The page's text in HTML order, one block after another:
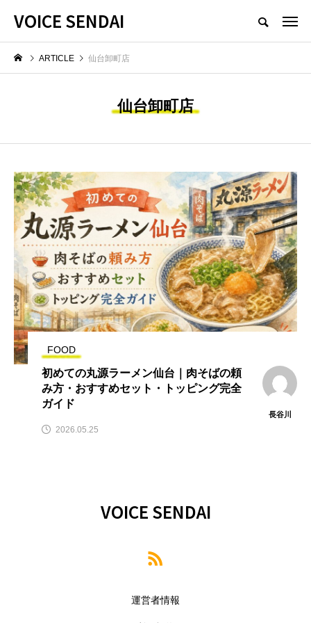
VOICE SENDAI
ARTICLE 仙台卸町店
仙台卸町店
FOOD
初めての丸源ラーメン仙台｜肉そばの頼
み方・おすすめセット・トッピング完全
ガイド
長谷川
2026.05.25
VOICE SENDAI
運営者情報